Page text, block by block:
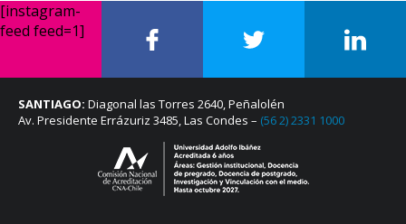
[instagram-
feed feed=1]
SANTIAGO: Diagonal las Torres 2640, Peñalolén
Av. Presidente Errázuriz 3485, Las Condes – (56 2) 2331 1000